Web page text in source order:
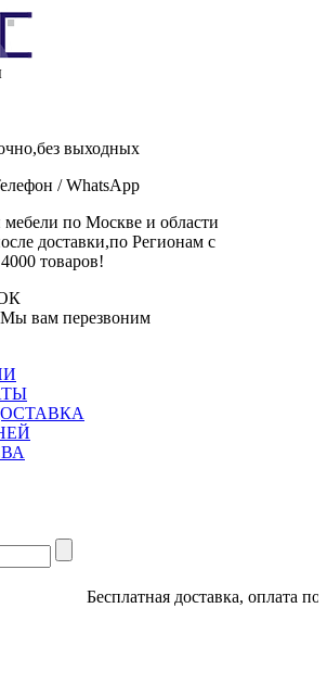
выходных
/ WhatsApp
мебели по Москве и области
доставки,по Регионам с
товаров!
вам перезвоним
Бесплатная доставка, оплата